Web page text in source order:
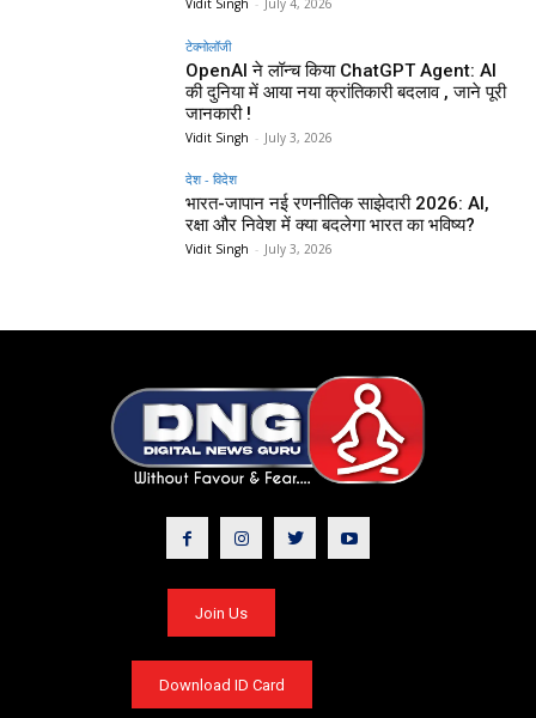
Vidit Singh - July 4, 2026
टेक्नोलॉजी
OpenAI ने लॉन्च किया ChatGPT Agent: AI
की दुनिया में आया नया क्रांतिकारी बदलाव , जाने पूरी
जानकारी !
Vidit Singh - July 3, 2026
देश - विदेश
भारत-जापान नई रणनीतिक साझेदारी 2026: AI,
रक्षा और निवेश में क्या बदलेगा भारत का भविष्य?
Vidit Singh - July 3, 2026
Join Us
Download ID Card